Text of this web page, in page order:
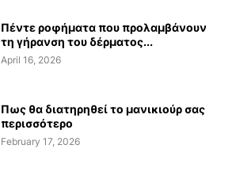
Πέντε ροφήματα που προλαμβάνουν
τη γήρανση του δέρματος...
April 16, 2026
Πως θα διατηρηθεί το μανικιούρ σας
περισσότερο
February 17, 2026